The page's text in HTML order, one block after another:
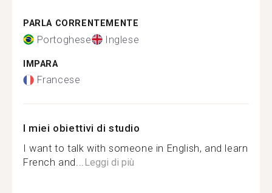
PARLA CORRENTEMENTE
Portoghese Inglese
IMPARA
Francese
I miei obiettivi di studio
I want to talk with someone in English, and learn
French and...Leggi di più